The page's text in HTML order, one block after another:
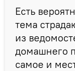
Есть
тема
из
домашнего
самое и